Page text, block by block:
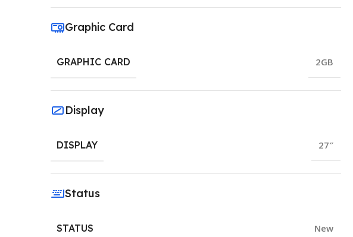
Graphic Card
GRAPHIC CARD 2GB
Display
DISPLAY 27″
Status
STATUS New